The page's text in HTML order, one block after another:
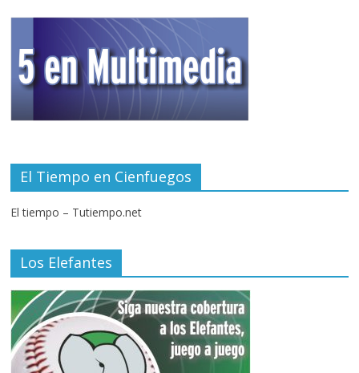
El Tiempo en Cienfuegos
El tiempo – Tutiempo.net
Los Elefantes